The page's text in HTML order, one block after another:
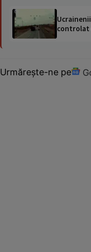
controlat
Urmărește-ne pe